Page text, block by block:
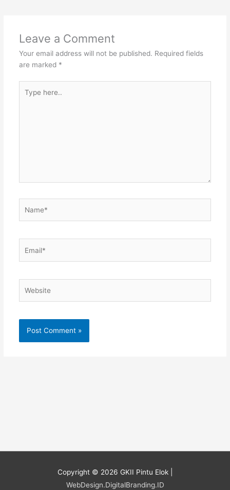
Leave a Comment
Your email address will not be published. Required fields
are marked *
here..
Copyright © 2026 GKII Pintu Elok
WebDesign.DigitalBranding.ID